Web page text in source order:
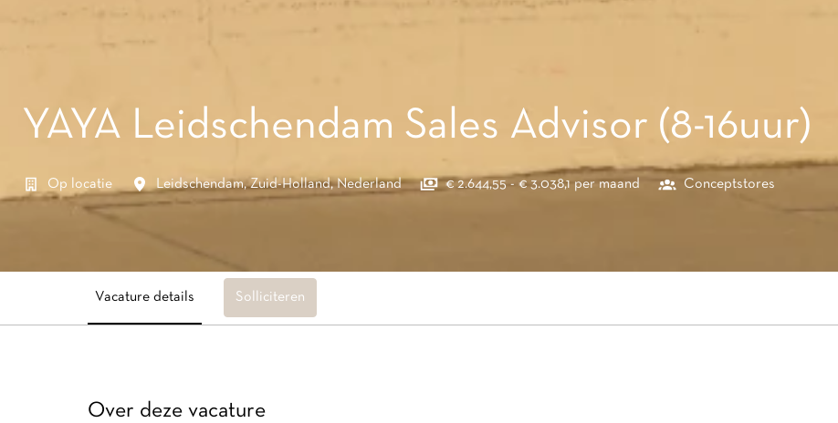
YAYA Leidschendam Sales Advisor (8-16uur)
Op locatie Leidschendam, Zuid-Holland, Nederland € 2.644,55 - € 3.038,1 per maand Conceptstores
Vacature details Solliciteren
Over deze vacature